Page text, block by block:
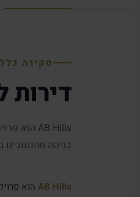
סקירה
כניסה מהנמוכים
AB Hills